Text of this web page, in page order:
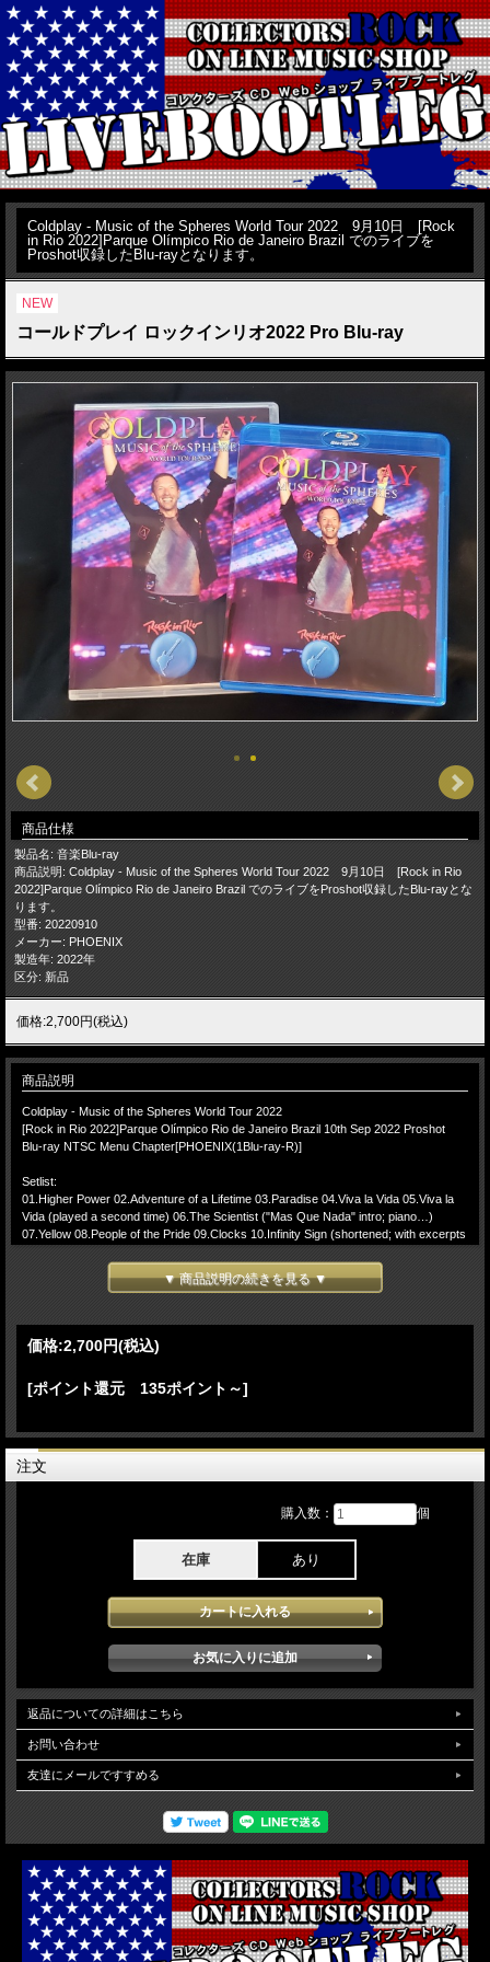
Coldplay - Music of the Spheres World Tour 2022 9月10日 [Rock
in Rio 2022]Parque Olímpico Rio de Janeiro Brazil でのライブを
Proshot収録したBlu-rayとなります。
NEW
コールドプレイ ロックインリオ2022 Pro Blu-ray
商品仕様
製品名: 音楽Blu-ray
商品説明: Coldplay - Music of the Spheres World Tour 2022 9月10日 [Rock in Rio
2022]Parque Olímpico Rio de Janeiro Brazil でのライブをProshot収録したBlu-rayとな
ります。
型番: 20220910
メーカー: PHOENIX
製造年: 2022年
区分: 新品
価格:2,700円(税込)
商品説明
Coldplay - Music of the Spheres World Tour 2022
[Rock in Rio 2022]Parque Olímpico Rio de Janeiro Brazil 10th Sep 2022 Proshot
Blu-ray NTSC Menu Chapter[PHOENIX(1Blu-ray-R)]
Setlist:
01.Higher Power 02.Adventure of a Lifetime 03.Paradise 04.Viva la Vida 05.Viva la
Vida (played a second time) 06.The Scientist ("Mas Que Nada" intro; piano…)
07.Yellow 08.People of the Pride 09.Clocks 10.Infinity Sign (shortened; with excerpts
(shortened; pre-recorded…) 12.Midnight (remix; contains elements of…) 13.My
Universe (Coldplay x BTS cover) 14.A Sky Full of Stars (restarted, Chris asks
17.Humankind 18.Fix You (with excerpts of "Midnight") 19.Biutyful
2022]Parque Olímpico Rio de Janeiro Brazil でのライブをProshot収録したBlu-rayと
ドラマチックに演出しコールドプレーのperformanceを後押しし且つメンバーのモ
チベーションも高く素晴らしいコンサートが堪能できます。ギタリスト Jonny
高のライブです。映像クオリティはPro収録されたソースが使用され安定した高画
▼ 商品説明の続きを見る ▼
価格:2,700円(税込)
[ポイント還元 135ポイント～]
注文
購入数： 個
在庫 あり
返品についての詳細はこちら
お問い合わせ
友達にメールですすめる